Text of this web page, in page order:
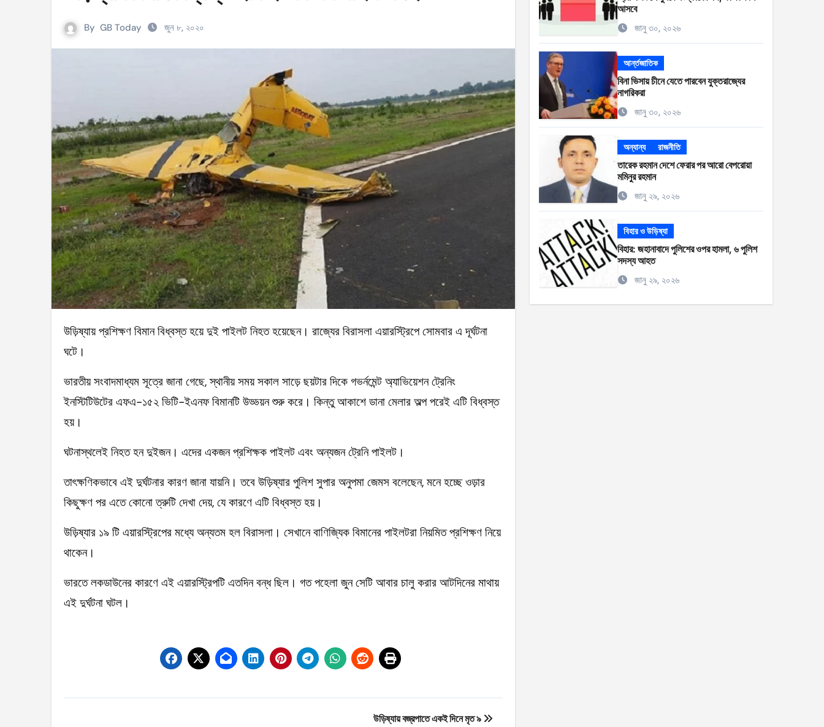
সহিংসতার ঘটনায় ঝিনাইগাতীর ইউএনও এবং ওসি প্রত্যাহার
টেংরাটিলা গ্যাসক্ষেত্রে বিস্ফোরণ: ৪২ মিলিয়ন ডলার ক্ষতিপূরণ পাচ্ছে বাংলাদেশ
আইসিসি নারী টি–টুয়েন্টি বিশ্বকাপের টিকেট পেল বাংলাদেশ
মণিপুরে কুকি এবং নাগা জনগোষ্ঠীর মধ্যে উত্তেজনা! আগুনে পুড়ল বেশ কিছু বাড়ি
বেবিচক ভাগ করে রেগুলেটর ও অপারেটর নামে দুটি সংস্থা হচ্ছে
ইরানের বিরুদ্ধে আকাশসীমা ব্যবহার করতে দেবে না সৌদি আরব
পশ্চিমবঙ্গে ভোটের আগে সংখ্যালঘু ভোট নিয়ে সজাগ
‘হ্যাঁ’ জিতলে খুলবে সংস্কারের পথ, কী কী বদল আসবে
By GB Today জুন ৮, ২০২০
উড়িষ্যায় প্রশিক্ষণ বিমান বিধ্বস্ত হয়ে দুই পাইলট নিহত হয়েছেন। রাজ্যের বিরাসলা এয়ারস্ট্রিপে সোমবার এ দূর্ঘটনা
ঘটে।
ভারতীয় সংবাদমাধ্যম সূত্রে জানা গেছে, স্থানীয় সময় সকাল সাড়ে ছয়টার দিকে গভর্নমেন্ট অ্যাভিয়েশন ট্রেনিং
ইনস্টিটিউটের এফএ-১৫২ ভিটি-ইএনফ বিমানটি উড্ডয়ন শুরু করে। কিন্তু আকাশে ডানা মেলার অল্প পরেই এটি বিধ্বস্ত
হয়।
ঘটনাস্থলেই নিহত হন দুইজন। এদের একজন প্রশিক্ষক পাইলট এবং অন্যজন ট্রেনি পাইলট।
তাৎক্ষণিকভাবে এই দুর্ঘটনার কারণ জানা যায়নি। তবে উড়িষ্যার পুলিশ সুপার অনুপমা জেমস বলেছেন, মনে হচ্ছে ওড়ার
কিছুক্ষণ পর এতে কোনো ত্রুটি দেখা দেয়, যে কারণে এটি বিধ্বস্ত হয়।
উড়িষ্যার ১৯ টি এয়ারস্ট্রিপের মধ্যে অন্যতম হল বিরাসলা। সেখানে বাণিজ্যিক বিমানের পাইলটরা নিয়মিত প্রশিক্ষণ নিয়ে
থাকেন।
ভারতে লকডাউনের কারণে এই এয়ারস্ট্রিপটি এতদিন বন্ধ ছিল। গত পহেলা জুন সেটি আবার চালু করার আটদিনের মাথায়
এই দুর্ঘটনা ঘটল।
উড়িষ্যায় বজ্রপাতে একই দিনে মৃত ৯
আসবে
জানু ৩০, ২০২৬
আর্ন্তজাতিক
বিনা ভিসায় চীনে যেতে পারবেন যুক্তরাজ্যের
নাগরিকরা
জানু ৩০, ২০২৬
অন্যান্য রাজনীতি
তারেক রহমান দেশে ফেরার পর আরো বেপরোয়া
মমিনুর রহমান
জানু ২৯, ২০২৬
বিহার ও উড়িষ্যা
বিহার: জহানাবাদে পুলিশের ওপর হামলা, ৬ পুলিশ
সদস্য আহত
জানু ২৯, ২০২৬